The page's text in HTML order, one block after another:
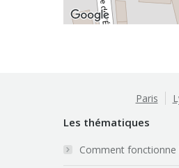
Paris
Les thématiques
Comment fonctionne